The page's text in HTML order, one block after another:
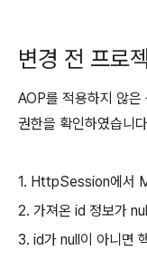
변경 전 프로
AOP를 적용하지 않은
권한을 확인하였습니
1. HttpSession에서
2. 가져온 id 정보가
3. id가 null이 아니면